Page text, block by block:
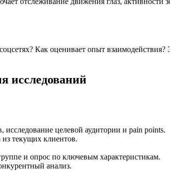
Как оценивает опыт
исследований
исследование целевой аудитории и pain points.
текущих клиентов.
и опрос по ключевым характеристикам.
анализ.